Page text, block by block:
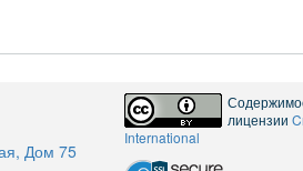
Дом 75
лицензии
International